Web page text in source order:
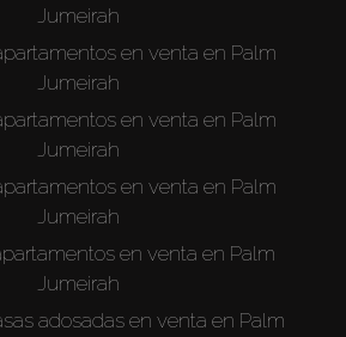
Jumeirah
en venta en Palm
Jumeirah
en venta en Palm
Jumeirah
en venta en Palm
Jumeirah
en venta en Palm
Jumeirah
adosadas en venta en Palm